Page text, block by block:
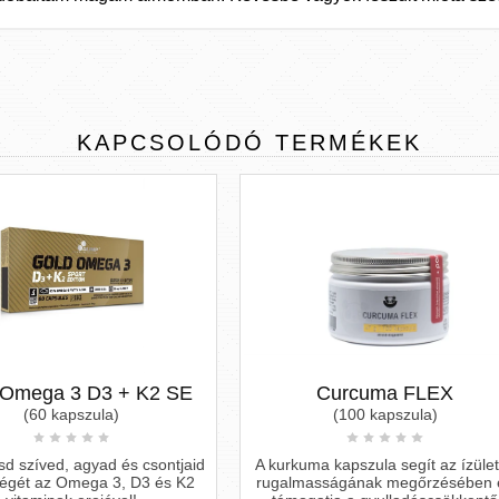
KAPCSOLÓDÓ TERMÉKEK
Curcuma FLEX
(100 kapszula)
kapszula segít az ízületek
megőrzésében és
Ashwagandha
(60 kapszula)
Az ashwagandha segít a
csökkentésében és